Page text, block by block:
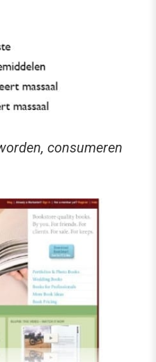
consumeren